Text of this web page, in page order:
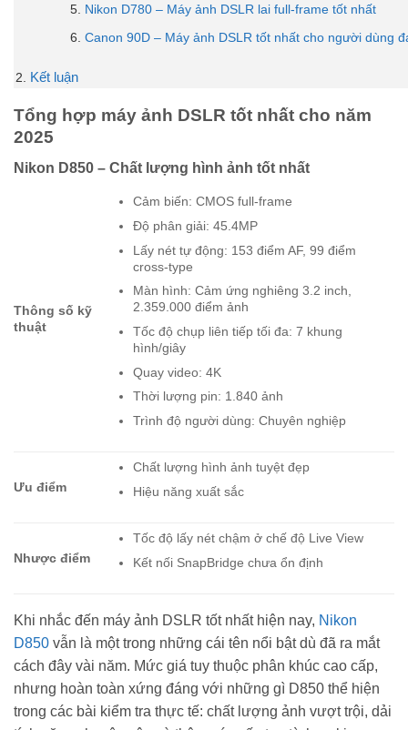
Nikon D780 – Máy ảnh DSLR lai full-frame tốt nhất
Canon 90D – Máy ảnh DSLR tốt nhất cho người dùng
Kết luận
Tổng hợp máy ảnh DSLR tốt nhất cho năm
2025
Nikon D850 – Chất lượng hình ảnh tốt nhất
Thông số kỹ
thuật
Cảm biến: CMOS full-frame
Độ phân giải: 45.4MP
Lấy nét tự động: 153 điểm AF, 99 điểm
cross-type
Màn hình: Cảm ứng nghiêng 3.2 inch,
2.359.000 điểm ảnh
Tốc độ chụp liên tiếp tối đa: 7 khung
hình/giây
Quay video: 4K
Thời lượng pin: 1.840 ảnh
Trình độ người dùng: Chuyên nghiệp
Ưu điểm
Chất lượng hình ảnh tuyệt đẹp
Hiệu năng xuất sắc
Nhược điểm
Tốc độ lấy nét chậm ở chế độ Live View
Kết nối SnapBridge chưa ổn định
Khi nhắc đến máy ảnh DSLR tốt nhất hiện nay, Nikon
D850 vẫn là một trong những cái tên nổi bật dù đã ra mắt
cách đây vài năm. Mức giá tuy thuộc phân khúc cao cấp,
nhưng hoàn toàn xứng đáng với những gì D850 thể hiện
trong các bài kiểm tra thực tế: chất lượng ảnh vượt trội, dải